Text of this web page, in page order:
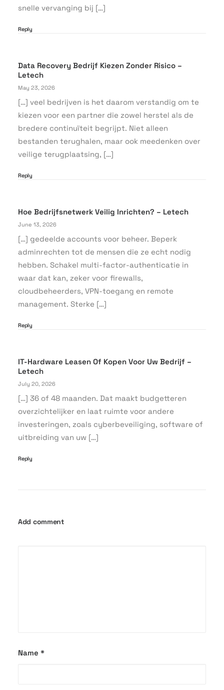
snelle vervanging bij […]
Reply
Data Recovery Bedrijf Kiezen Zonder Risico –
Letech
May 23, 2026
[…] veel bedrijven is het daarom verstandig om te
kiezen voor een partner die zowel herstel als de
bredere continuïteit begrijpt. Niet alleen
bestanden terughalen, maar ook meedenken over
veilige terugplaatsing, […]
Reply
Hoe Bedrijfsnetwerk Veilig Inrichten? – Letech
June 13, 2026
[…] gedeelde accounts voor beheer. Beperk
adminrechten tot de mensen die ze echt nodig
hebben. Schakel multi-factor-authenticatie in
waar dat kan, zeker voor firewalls,
cloudbeheerders, VPN-toegang en remote
management. Sterke […]
Reply
IT-Hardware Leasen Of Kopen Voor Uw Bedrijf –
Letech
July 20, 2026
[…] 36 of 48 maanden. Dat maakt budgetteren
overzichtelijker en laat ruimte voor andere
investeringen, zoals cyberbeveiliging, software of
uitbreiding van uw […]
Reply
Add comment
Name *